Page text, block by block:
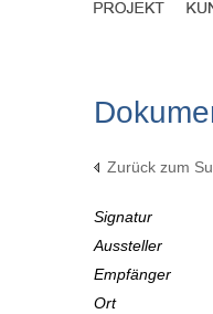
Zurück zum
Signatur
Aussteller
Empfänger
Ort